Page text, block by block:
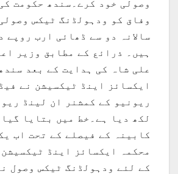
وصولی خود کرے۔سندھ حکومت
وفاق کو ودہولڈنگ ٹیکس
سالانہ دو سے ڈھائی ارب روپے
ہیں۔ ذرائع کے مطابق وزیر
علی شاہ کی ہدایت کے بعد
ایکسائز اینڈ ٹیکسیشن نے
ریونیو کے کمشنر ان لینڈ
لکھ دیا ہے۔خط میں بتایا
کابینہ کے فیصلے کے تحت اب
محکمہ ایکسائز اینڈ
کے لئے ودہولڈنگ ٹیکس وصول